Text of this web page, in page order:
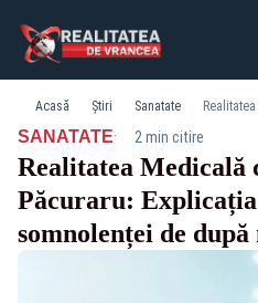
Acasă Știri Sanatate
SANATATE· 2 min citire
Realitatea Medicală
Păcuraru:
somnolenței de după